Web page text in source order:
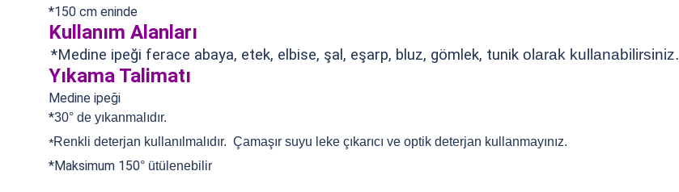
*150 cm eninde
Kullanım Alanları
*Medine ipeği ferace abaya, etek, elbise, şal, eşarp, bluz, gömlek, tunik olarak kullanabilirsiniz.
Yıkama Talimatı
Medine ipeği
*30° de yıkanmalıdır.
*Renkli deterjan kullanılmalıdır. Çamaşır suyu leke çıkarıcı ve optik deterjan kullanmayınız.
*Maksimum 150° ütülenebilir